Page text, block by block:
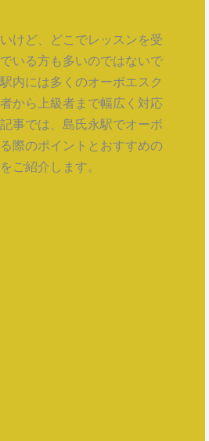
けど、どこでレッスンを受
いる方も多いのではないで
内には多くのオーボエスク
から上級者まで幅広く対応
事では、島氏永駅でオーボ
際のポイントとおすすめの
ご紹介します。